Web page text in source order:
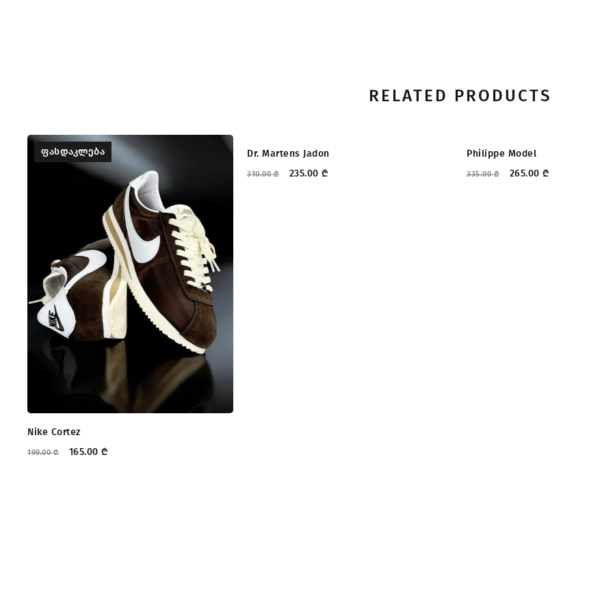
RELATED PRODUCTS
ᲤᲐᲡᲓᲐᲙᲚᲔᲑᲐ
Nike Cortez
199.00₾ 165.00 ₾
ᲤᲐᲡᲓᲐᲙᲚᲔᲑᲐ
Dr. Martens Jadon
310.00₾ 235.00 ₾
ᲤᲐᲡᲓᲐᲙᲚᲔᲑᲐ
Philippe Model
335.00₾ 265.00 ₾